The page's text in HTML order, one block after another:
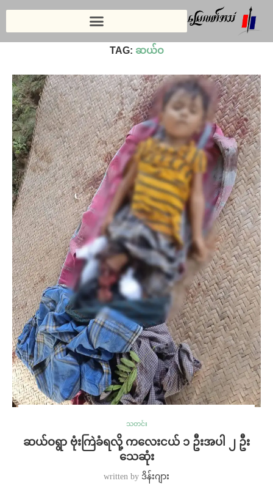
TAG: ဆယ်ဝ
သတင်း
ဆယ်ဝရွာ ဗုံးကြဲခံရလို့ ကလေးငယ် ၁ ဦးအပါ ၂ ဦး
သေဆုံး
written by ဒိန်းဂျား